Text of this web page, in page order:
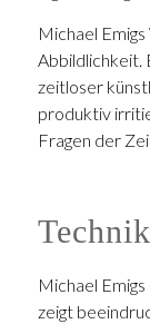
Michael
Abbildlichkeit.
zeitloser
produktiv
Fragen der
Michael
zeigt